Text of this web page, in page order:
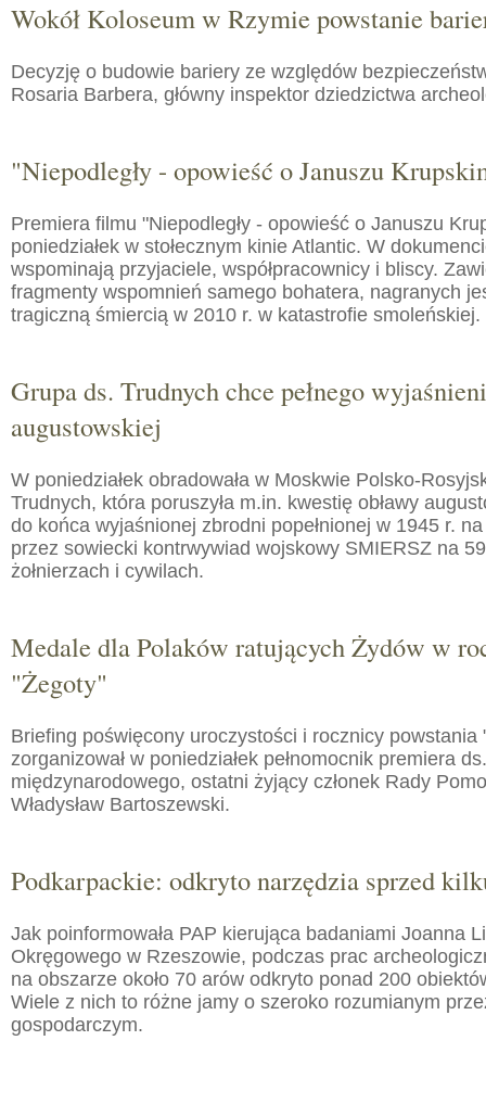
Wokół Koloseum w Rzymie powstanie
Decyzję o budowie bariery ze względów
Rosaria Barbera, główny inspektor dziedzictwa
"Niepodległy - opowieść o Januszu
Premiera filmu "Niepodległy - opowieść o Januszu
poniedziałek w stołecznym kinie Atlantic. W
wspominają przyjaciele, współpracownicy i bliscy.
fragmenty wspomnień samego bohatera, nagranych
tragiczną śmiercią w 2010 r. w katastrofie smoleńskiej.
Grupa ds. Trudnych chce pełnego
augustowskiej
W poniedziałek obradowała w Moskwie Polsko-
Trudnych, która poruszyła m.in. kwestię obławy
do końca wyjaśnionej zbrodni popełnionej w 1945 r.
przez sowiecki kontrwywiad wojskowy SMIERSZ na
żołnierzach i cywilach.
Medale dla Polaków ratujących Żydów w
"Żegoty"
Briefing poświęcony uroczystości i rocznicy powstania
zorganizował w poniedziałek pełnomocnik premiera
międzynarodowego, ostatni żyjący członek Rady
Władysław Bartoszewski.
Podkarpackie: odkryto narzędzia sprzed
Jak poinformowała PAP kierująca badaniami Joanna
Okręgowego w Rzeszowie, podczas prac
na obszarze około 70 arów odkryto ponad 200
Wiele z nich to różne jamy o szeroko rozumianym
gospodarczym.